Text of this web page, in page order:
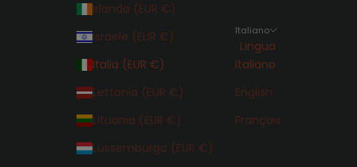
Irlanda (EUR €)
Israele (EUR €)
Italia (EUR €)
Lettonia (EUR €)
Lituania (EUR €)
Lussemburgo (EUR €)
Italiano
Lingua
Italiano
English
Français